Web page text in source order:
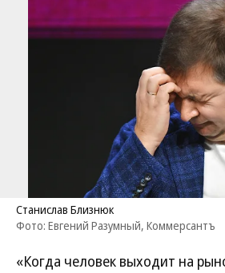
Станислав Близнюк
Фото: Евгений Разумный, Коммерсантъ
«Когда человек выходит на